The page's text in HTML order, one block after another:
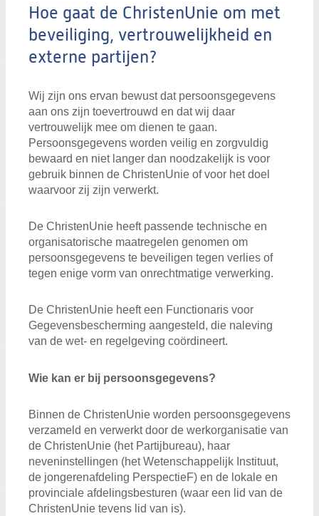
Hoe gaat de ChristenUnie om met
beveiliging, vertrouwelijkheid en
externe partijen?
Wij zijn ons ervan bewust dat persoonsgegevens
aan ons zijn toevertrouwd en dat wij daar
vertrouwelijk mee om dienen te gaan.
Persoonsgegevens worden veilig en zorgvuldig
bewaard en niet langer dan noodzakelijk is voor
gebruik binnen de ChristenUnie of voor het doel
waarvoor zij zijn verwerkt.
De ChristenUnie heeft passende technische en
organisatorische maatregelen genomen om
persoonsgegevens te beveiligen tegen verlies of
tegen enige vorm van onrechtmatige verwerking.
De ChristenUnie heeft een Functionaris voor
Gegevensbescherming aangesteld, die naleving
van de wet- en regelgeving coördineert.
Wie kan er bij persoonsgegevens?
Binnen de ChristenUnie worden persoonsgegevens
verzameld en verwerkt door de werkorganisatie van
de ChristenUnie (het Partijbureau), haar
neveninstellingen (het Wetenschappelijk Instituut,
de jongerenafdeling PerspectieF) en de lokale en
provinciale afdelingsbesturen (waar een lid van de
ChristenUnie tevens lid van is).